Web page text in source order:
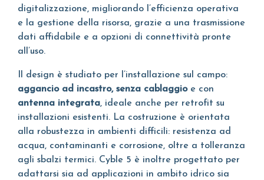
digitalizzazione, migliorando l’efficienza operativa
e la gestione della risorsa, grazie a una trasmissione
dati affidabile e a opzioni di connettività pronte
all’uso.
Il design è studiato per l’installazione sul campo:
aggancio ad incastro, senza cablaggioe con
antenna integrata, ideale anche per retrofit su
installazioni esistenti. La costruzione è orientata
alla robustezza in ambienti difficili: resistenza ad
acqua, contaminanti e corrosione, oltre a tolleranza
agli sbalzi termici. Cyble 5 è inoltre progettato per
adattarsi sia ad applicazioni in ambito idrico sia